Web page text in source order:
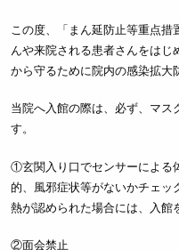
この度、「まん延防止等重点
んや来院される患者さんをは
から守るために院内の感染拡大
当院へ入館の際は、必ず、マス
す。
①玄関入り口でセンサーによる
的、風邪症状等がないかチェ
熱が認められた場合には、入館
②面会禁止